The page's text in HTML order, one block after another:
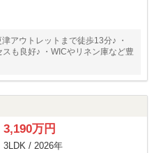
アウトレットまで徒歩13分♪ ・
も良好♪ ・WICやリネン庫など豊
3,190万円
3LDK / 2026年